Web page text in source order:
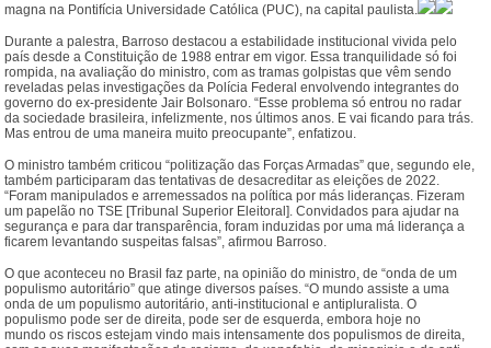
magna na Pontifícia Universidade Católica (PUC), na capital paulista.
Durante a palestra, Barroso destacou a estabilidade institucional vivida pelo
país desde a Constituição de 1988 entrar em vigor. Essa tranquilidade só foi
rompida, na avaliação do ministro, com as tramas golpistas que vêm sendo
reveladas pelas investigações da Polícia Federal envolvendo integrantes do
governo do ex-presidente Jair Bolsonaro. “Esse problema só entrou no radar
da sociedade brasileira, infelizmente, nos últimos anos. E vai ficando para trás.
Mas entrou de uma maneira muito preocupante”, enfatizou.
O ministro também criticou “politização das Forças Armadas” que, segundo ele,
também participaram das tentativas de desacreditar as eleições de 2022.
“Foram manipulados e arremessados na política por más lideranças. Fizeram
um papelão no TSE [Tribunal Superior Eleitoral]. Convidados para ajudar na
segurança e para dar transparência, foram induzidas por uma má liderança a
ficarem levantando suspeitas falsas”, afirmou Barroso.
O que aconteceu no Brasil faz parte, na opinião do ministro, de “onda de um
populismo autoritário” que atinge diversos países. “O mundo assiste a uma
onda de um populismo autoritário, anti-institucional e antipluralista. O
populismo pode ser de direita, pode ser de esquerda, embora hoje no
mundo os riscos estejam vindo mais intensamente dos populismos de direita,